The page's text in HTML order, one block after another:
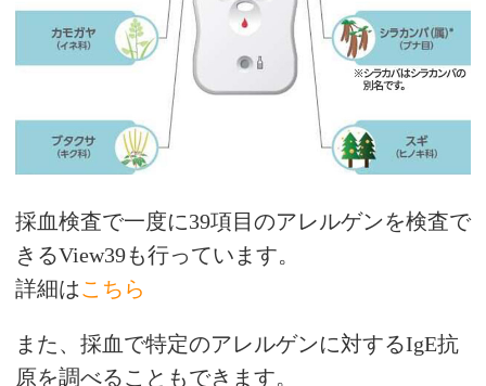
採血検査で一度に39項目のアレルゲンを検査で
きるView39も行っています。
詳細はこちら
また、採血で特定のアレルゲンに対するIgE抗
原を調べることもできます。